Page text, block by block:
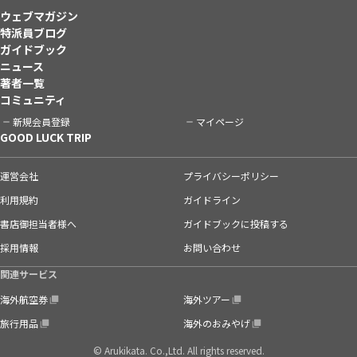
ウェブマガジン
特派員ブログ
ガイドブック
ニュース
著者一覧
コミュニティ
新規会員登録 マイページ
GOOD LUCK TRIP
運営会社
プライバシーポリシー
利用規約
ガイドライン
書店御担当者様へ
ガイドブックに投稿する
採用情報
お問い合わせ
関連サービス
海外航空券
海外ツアー
旅行用品
海外のおみやげ
© Arukikata. Co.,Ltd. All rights reserved.